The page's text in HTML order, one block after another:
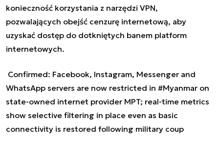
konieczność korzystania z narzędzi VPN,
pozwalających obejść cenzurę internetową, aby
uzyskać dostęp do dotkniętych banem platform
internetowych.
Confirmed: Facebook, Instagram, Messenger and
WhatsApp servers are now restricted in #Myanmar on
state-owned internet provider MPT; real-time metrics
show selective filtering in place even as basic
connectivity is restored following military coup